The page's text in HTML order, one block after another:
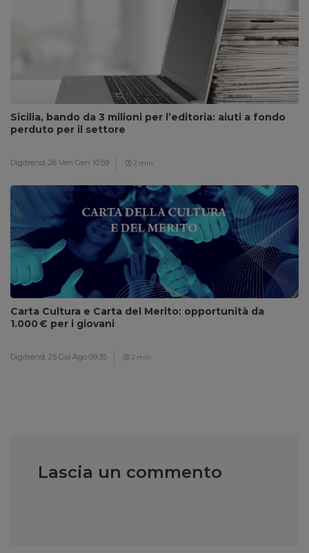
Sicilia, bando da 3 milioni per l’editoria: aiuti a fondo
perduto per il settore
Digitrend, 26 Ven Gen 10:59 2 min
Carta Cultura e Carta del Merito: opportunità da
1.000 € per i giovani
Digitrend, 25 Gio Ago 09:35 2 min
Lascia un commento